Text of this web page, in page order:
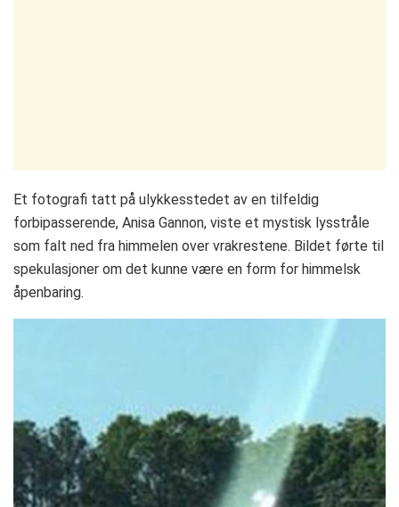
Et fotografi tatt på ulykkesstedet av en tilfeldig
forbipasserende, Anisa Gannon, viste et mystisk lysstråle
som falt ned fra himmelen over vrakrestene. Bildet førte til
spekulasjoner om det kunne være en form for himmelsk
åpenbaring.